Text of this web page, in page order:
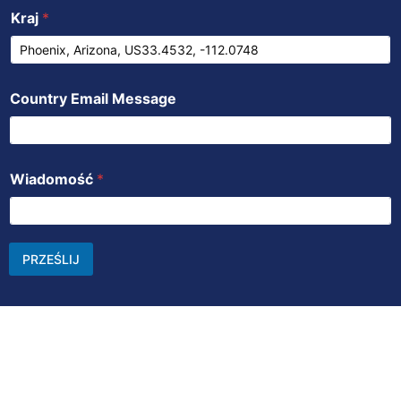
Kraj *
Country Email Message
Wiadomość *
PRZEŚLIJ